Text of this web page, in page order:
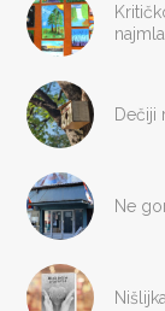
Dečiji
Ne